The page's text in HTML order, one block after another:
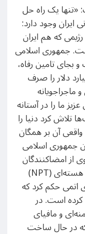
«تنها یک راه‌ حل
ایران وجود دارد:
که هم ایران
جمهوری اسلامی
بجای تامین رفاه،
دلار را صرف
ماجراجویانه
ما را در آستانه
تلاش کرد دنیا را
آن بر همگان
جمهوری اسلامی
از امضاکنندگان
اولیه پیمان منع گسترش سلاح‌های هسته‌ای (NPT)
اتمی حکم کرد که
است. در
و مافیای
که در حال ساخت